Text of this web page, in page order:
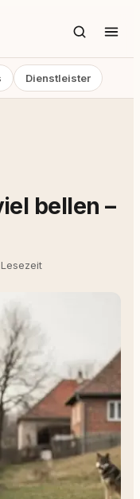
Dienstleister
bellen –